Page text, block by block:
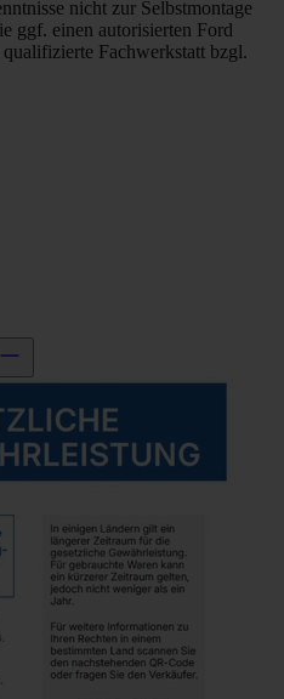
nicht zur Selbstmontage
ggf. einen autorisierten Ford
Fachwerkstatt bzgl.